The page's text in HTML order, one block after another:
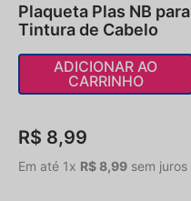
Plaqueta Plas NB para
Tintura de Cabelo
ADICIONAR AO
CARRINHO
R$ 8,99
Em até 1x R$8,99 sem juros